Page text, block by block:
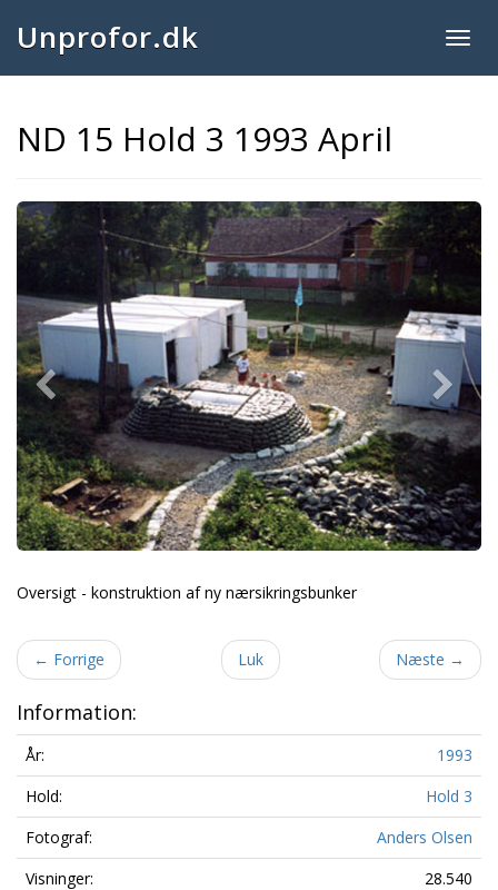
Unprofor.dk
ND 15 Hold 3 1993 April
Previous Next
Oversigt - konstruktion af ny nærsikringsbunker
← Forrige Luk Næste →
Information:
År:
1993
Hold:
Hold 3
Fotograf:
Anders Olsen
Visninger:
28.540